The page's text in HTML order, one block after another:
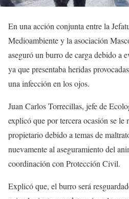
En una acción conjunta entre la
Medioambiente y la asociación
aseguró un burro de carga debido a
ya que presentaba heridas
una infección en los ojos.
Juan Carlos Torrecillas, jefe de
explicó que por tercera ocasión se le
propietario debido a temas de
nuevamente al aseguramiento del
coordinación con Protección Civil.
Explicó que, el burro será